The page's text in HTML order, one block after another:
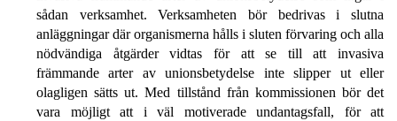
sådan verksamhet. Verksamheten bör bedrivas i slutna
anläggningar där organismerna hålls i sluten förvaring och alla
nödvändiga åtgärder vidtas för att se till att invasiva
främmande arter av unionsbetydelse inte slipper ut eller
olagligen sätts ut. Med tillstånd från kommissionen bör det
vara möjligt att i väl motiverade undantagsfall, för att